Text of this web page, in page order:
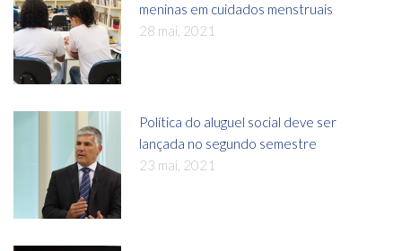
meninas em cuidados menstruais
28 mai, 2021
Política do aluguel social deve ser
lançada no segundo semestre
23 mai, 2021